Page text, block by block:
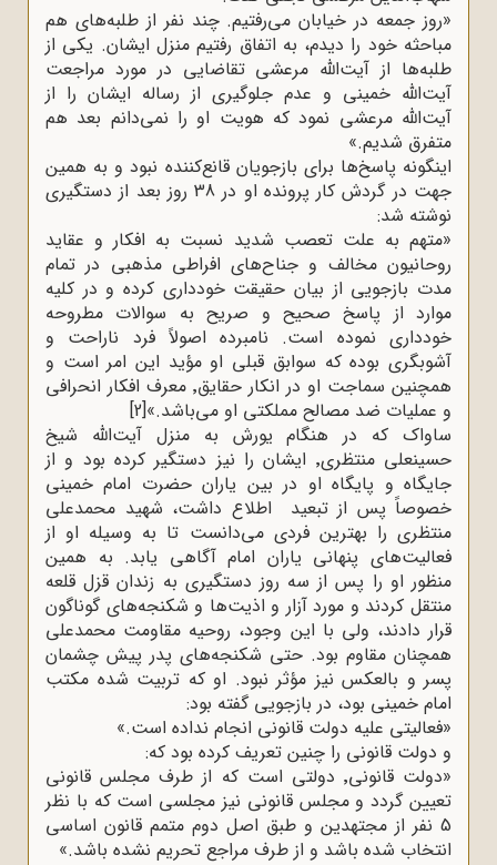
»روز جمعه در خیابان می‌رفتیم. چند نفر از طلبه‌های هم
مباحثه خود را دیدم، به اتفاق رفتیم منزل ایشان. یکی از
طلبه‌ها از آیت‌الله مرعشی تقاضایی در مورد مراجعت
آیت‌الله خمینی و عدم جلوگیری از رساله ایشان را از
آیت‌الله مرعشی نمود که هویت او را نمی‌دانم بعد هم
متفرق شدیم«.
اینگونه پاسخ‌ها برای بازجویان قانع‌کننده نبود و به همین
جهت در گردش کار پرونده او در 38 روز بعد از دستگیری
نوشته شد:
»متهم به علت تعصب شدید نسبت به افکار و عقاید
روحانیون مخالف و جناح‌های افراطی مذهبی در تمام
مدت بازجویی از بیان حقیقت خودداری کرده و در کلیه
موارد از پاسخ صحیح و صریح به سوالات مطروحه
خودداری نموده است. نامبرده اصولاً فرد ناراحت و
آشوبگری بوده که سوابق قبلی او مؤید این امر است و
همچنین سماجت او در انکار حقایق٬ معرف افکار انحرافی
و عملیات ضد مصالح مملکتی او می‌باشد.»[2]
ساواک که در هنگام یورش به منزل آیت‌الله شیخ
حسینعلی منتظری٬ ایشان را نیز دستگیر کرده بود و از
جایگاه و پایگاه او در بین یاران حضرت امام خمینی
خصوصاً پس از تبعید اطلاع داشت، شهید محمدعلی
منتظری را بهترین فردی می‌دانست تا به وسیله او از
فعالیت‌های پنهانی یاران امام آگاهی یابد. به همین
منظور او را پس از سه روز دستگیری به زندان قزل قلعه
منتقل کردند و مورد آزار و اذیت‌ها و شکنجه‌های گوناگون
قرار دادند، ولی با این وجود، روحیه مقاومت محمدعلی
همچنان مقاوم بود. حتی شکنجه‌های پدر پیش چشمان
پسر و بالعکس نیز مؤثر نبود. او که تربیت شده مکتب
امام خمینی بود، در بازجویی گفته بود:
»فعالیتی علیه دولت قانونی انجام نداده است.»
و دولت قانونی را چنین تعریف کرده بود که:
»
دولت قانونی٬ دولتی است که از طرف مجلس قانونی
تعیین گردد و مجلس قانونی نیز مجلسی است که با نظر
5 نفر از مجتهدین و طبق اصل دوم متمم قانون اساسی
انتخاب شده باشد و از طرف مراجع تحریم نشده باشد.»